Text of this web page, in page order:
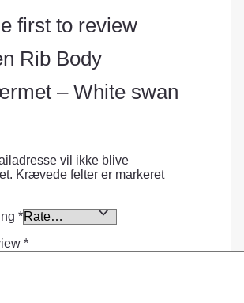
first to review
Rib Body
– White swan
vil ikke blive
Krævede felter er markeret
*
*